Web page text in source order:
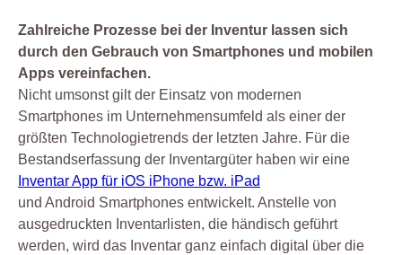
Zahlreiche Prozesse bei der Inventur lassen sich
durch den Gebrauch von Smartphones und mobilen
Apps vereinfachen.
Nicht umsonst gilt der Einsatz von modernen
Smartphones im Unternehmensumfeld als einer der
größten Technologietrends der letzten Jahre. Für die
Bestandserfassung der Inventargüter haben wir eine
Inventar App für iOS iPhone bzw. iPad
und Android Smartphones entwickelt. Anstelle von
ausgedruckten Inventarlisten, die händisch geführt
werden, wird das Inventar ganz einfach digital über die